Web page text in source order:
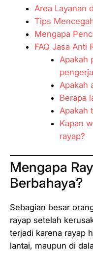
Area Layanan
Tips
Mengapa
FAQ Jasa Anti
Apakah
Apakah
Berapa
Apakah
Kapan
rayap?
Mengapa
Berbahaya?
Sebagian besar
rayap setelah
terjadi karena rayap
lantai, maupun di